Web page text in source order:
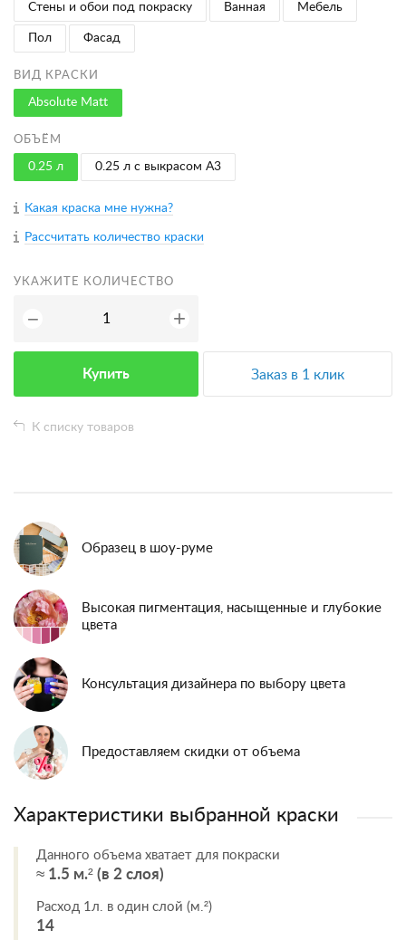
Стены и обои под покраску Ванная Мебель
Пол Фасад
ВИД КРАСКИ
Absolute Matt
ОБЪЁМ
0.25 л 0.25 л с выкрасом A3
Какая краска мне нужна?
Рассчитать количество краски
УКАЖИТЕ КОЛИЧЕСТВО
− +
Купить Заказ в 1 клик
К списку товаров
Образец в шоу-руме
Высокая пигментация, насыщенные и глубокие
цвета
Консультация дизайнера по выбору цвета
Предоставляем скидки от объема
Характеристики выбранной краски
Данного объема хватает для покраски
≈ 1.5 м.² (в 2 слоя)
Расход 1л. в один слой (м.²)
14